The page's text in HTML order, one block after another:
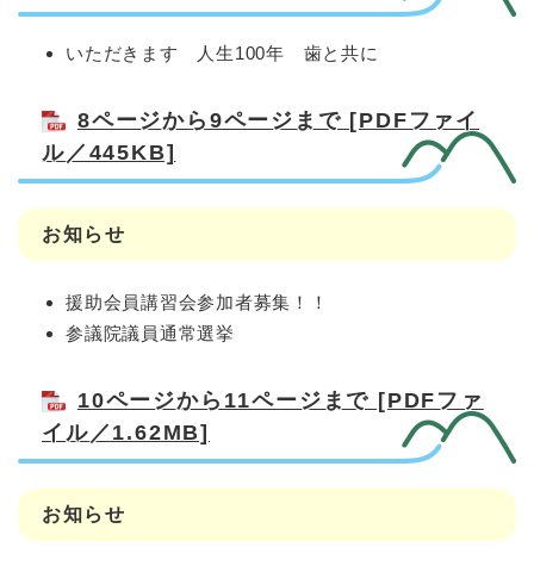
いただきます 人生100年 歯と共に
8ページから9ページまで [PDFファイ
ル／445KB]
お知らせ
援助会員講習会参加者募集！！
参議院議員通常選挙
10ページから11ページまで [PDFファ
イル／1.62MB]
お知らせ